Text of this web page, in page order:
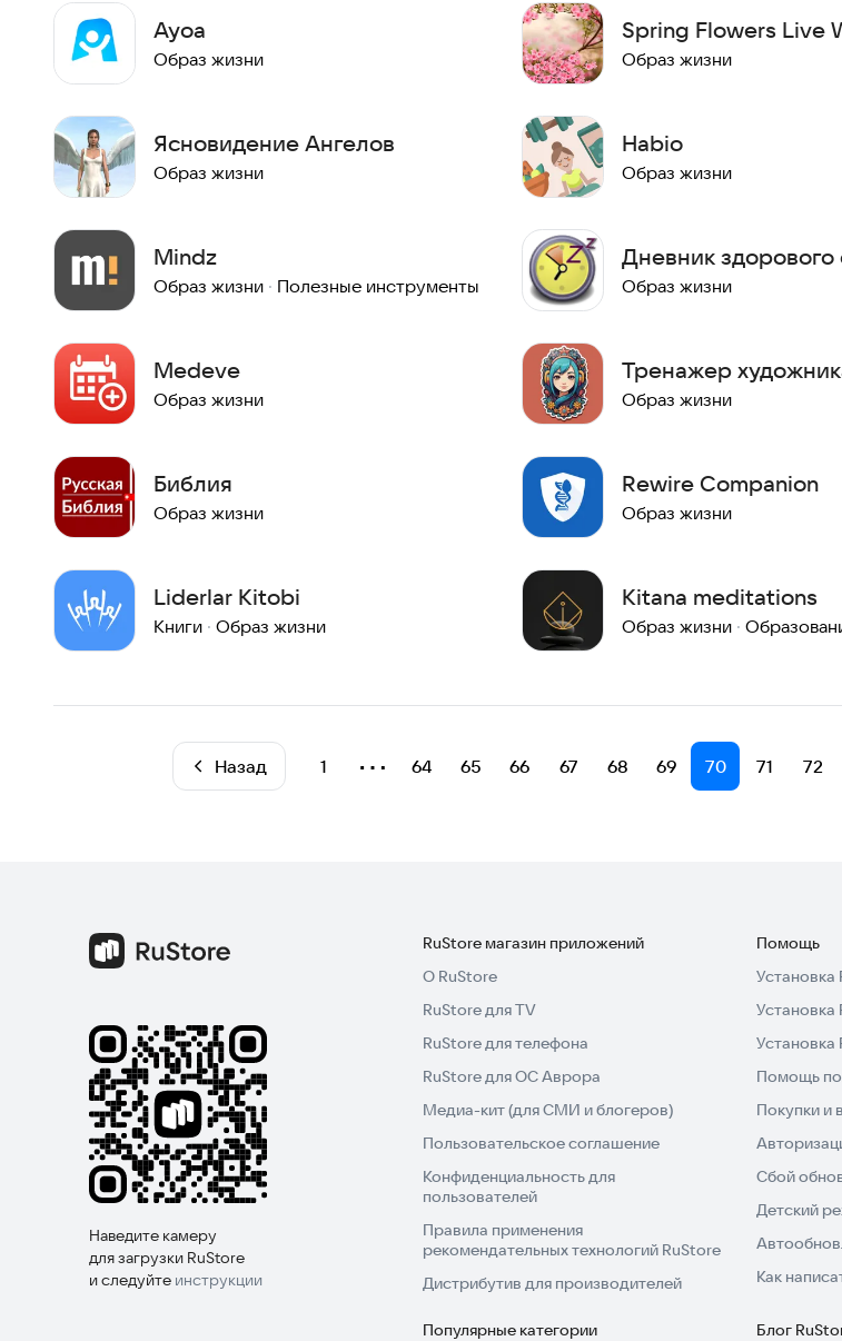
Ayoa
Образ жизни
Spring Flowers Live
Образ жизни
Ясновидение Ангелов
Образ жизни
Habio
Образ жизни
Mindz
Образ жизни · Полезные инструменты
Дневник здорового
Образ жизни
Medeve
Образ жизни
Тренажер
Образ жизни
Библия
Образ жизни
Rewire Companion
Образ жизни
Liderlar Kitobi
Книги · Образ жизни
Kitana meditations
Образ жизни ·
Назад 1 ⋯ 64 65 66 67 68 69 70 71 72
Наведите камеру
для загрузки RuStore
и следуйте инструкции
RuStore магазин приложений
О RuStore
RuStore для TV
RuStore для телефона
RuStore для ОС Аврора
Медиа-кит (для СМИ и блогеров)
Пользовательское соглашение
Конфиденциальность для
пользователей
Правила применения
рекомендательных технологий RuStore
Дистрибутив для производителей
Помощь
Установка
Установка
Помощь
Покупки и
Сбой
Детский
Как
Популярные категории Блог